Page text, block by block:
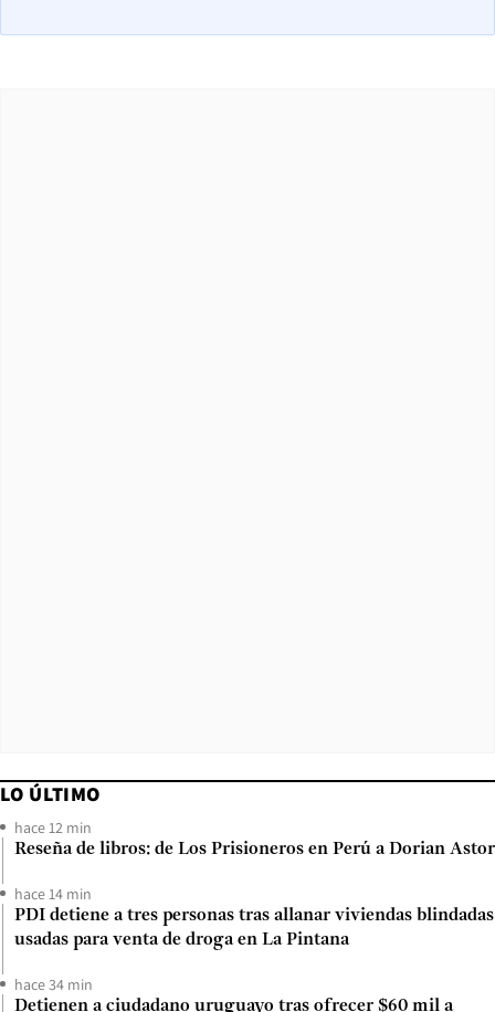
LO ÚLTIMO
hace 12 min
Reseña de libros: de Los Prisioneros en Perú a Dorian Astor
hace 14 min
PDI detiene a tres personas tras allanar viviendas blindadas
usadas para venta de droga en La Pintana
hace 34 min
Detienen a ciudadano uruguayo tras ofrecer $60 mil a